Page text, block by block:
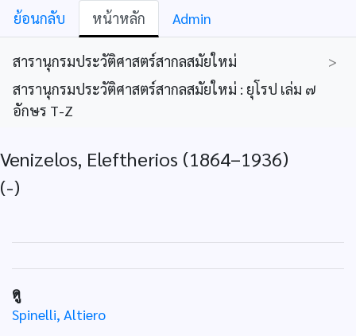
ย้อนกลับ หน้าหลัก Admin
สารานุกรมประวัติศาสตร์สากลสมัยใหม่
>
สารานุกรมประวัติศาสตร์สากลสมัยใหม่ : ยุโรป เล่ม ๗
อักษร T-Z
Venizelos, Eleftherios (1864–1936)
(-)
ดู
Spinelli, Altiero